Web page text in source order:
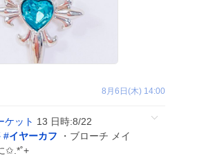
8月6日(木) 14:00
ケット 13 日時:8/22
#イヤーカフ ・ブローチ メイ
✩.*˚+